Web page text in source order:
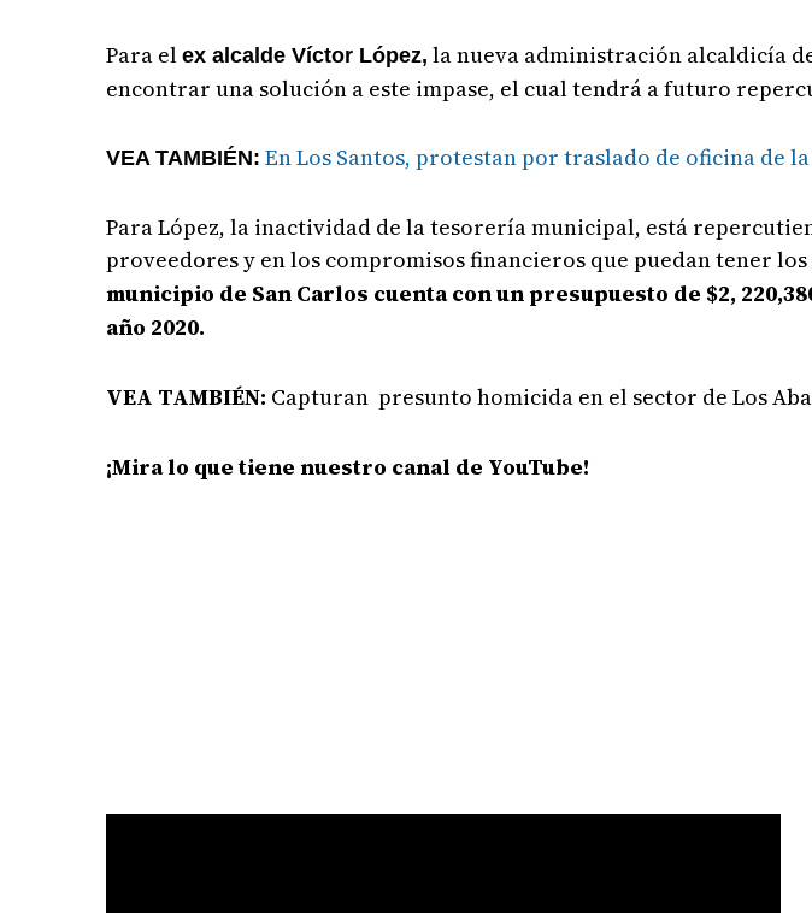
Para elex alcalde Víctor López, la nueva administración alcaldicía
encontrar una solución a este impase, el cual tendrá a futuro
VEA TAMBIÉN: En Los Santos, protestan por traslado de oficina de
Para López, la inactividad de la tesorería municipal, está
proveedores y en los compromisos financieros que puedan tener
municipio de San Carlos cuenta con un presupuesto de $2,
año 2020.
VEA TAMBIÉN: Capturan presunto homicida en el sector de Los
¡Mira lo que tiene nuestro canal de YouTube!